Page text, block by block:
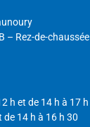
– Rez-de-chaussée
h et de 14 h à 17 h
de 14 h à 16 h 30